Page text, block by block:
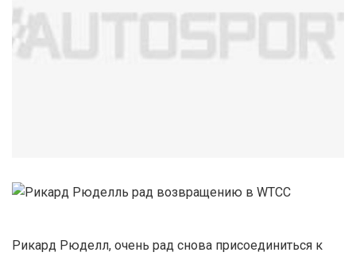
Рикард Рюделл, очень рад снова присоединиться к